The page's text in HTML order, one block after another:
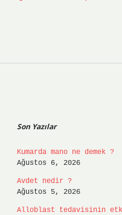
Son Yazılar
Kumarda mano ne demek ?
Ağustos 6, 2026
Avdet nedir ?
Ağustos 5, 2026
Alloblast tedavisinin